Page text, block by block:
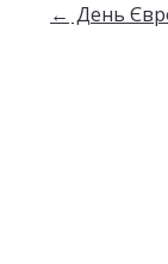
Навігація
← День